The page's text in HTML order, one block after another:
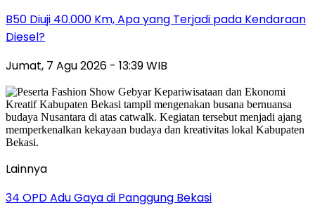
B50 Diuji 40.000 Km, Apa yang Terjadi pada Kendaraan
Diesel?
Jumat, 7 Agu 2026 - 13:39 WIB
Lainnya
34 OPD Adu Gaya di Panggung Bekasi